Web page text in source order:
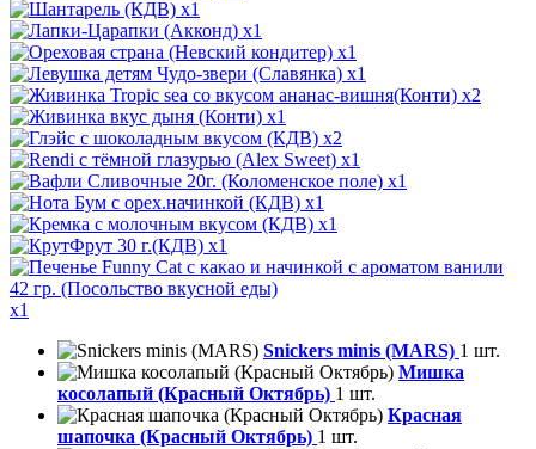
x1
x1
x1
x1
x2
x1
x2
x1
x1
x1
x1
x1
x1
Snickers minis (MARS) 1 шт.
Мишка
косолапый (Красный Октябрь) 1 шт.
Красная
шапочка (Красный Октябрь) 1 шт.